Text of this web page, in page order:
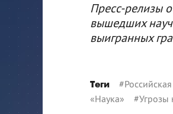
Пресс-релизы
вышедших
выигранных
Теги #
«Наука» #Угрозы